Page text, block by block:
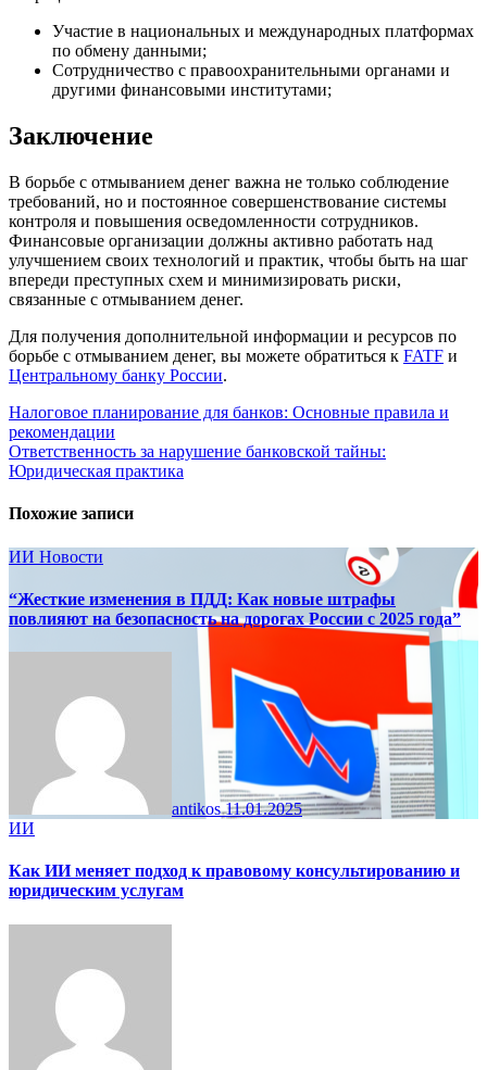
Участие в национальных и международных платформах
по обмену данными;
Сотрудничество с правоохранительными органами и
другими финансовыми институтами;
Заключение
В борьбе с отмыванием денег важна не только соблюдение
требований, но и постоянное совершенствование системы
контроля и повышения осведомленности сотрудников.
Финансовые организации должны активно работать над
улучшением своих технологий и практик, чтобы быть на шаг
впереди преступных схем и минимизировать риски,
связанные с отмыванием денег.
Для получения дополнительной информации и ресурсов по
борьбе с отмыванием денег, вы можете обратиться к FATF и
Центральному банку России.
Навигация
по
записям
Налоговое планирование для банков: Основные правила и
рекомендации
Ответственность за нарушение банковской тайны:
Юридическая практика
Похожие записи
ИИ Новости
“Жесткие изменения в ПДД: Как новые штрафы
повлияют на безопасность на дорогах России с 2025 года”
antikos11.01.2025
ИИ
Как ИИ меняет подход к правовому консультированию и
юридическим услугам